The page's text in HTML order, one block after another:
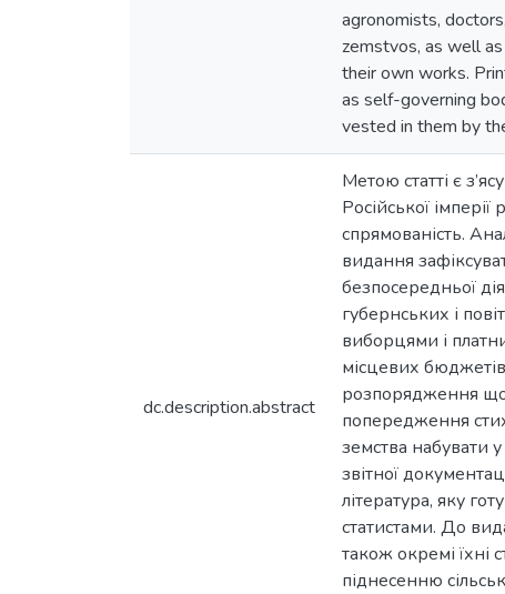
agronomists,
zemstvos, as well
their own works.
as self-governing
vested in them by
dc.description.abstract
Метою статті є
Російської
спрямованість.
видання
безпосередньої
губернських і
виборцями і
місцевих
розпорядження
попередження
земства набувати
звітної
література, яку
статистами. До
також окремі їхні
піднесенню